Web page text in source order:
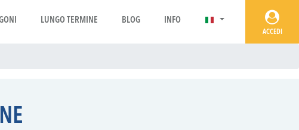
LUNGO TERMINE BLOG INFO
ACCEDI